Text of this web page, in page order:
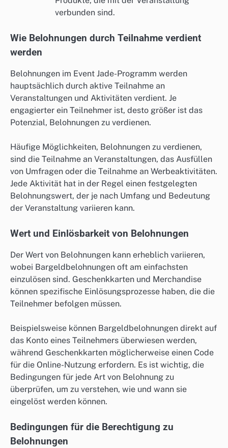
verbunden sind.
Wie Belohnungen durch Teilnahme verdient
werden
Belohnungen im Event Jade-Programm werden
hauptsächlich durch aktive Teilnahme an
Veranstaltungen und Aktivitäten verdient. Je
engagierter ein Teilnehmer ist, desto größer ist das
Potenzial, Belohnungen zu verdienen.
Häufige Möglichkeiten, Belohnungen zu verdienen,
sind die Teilnahme an Veranstaltungen, das Ausfüllen
von Umfragen oder die Teilnahme an Werbeaktivitäten.
Jede Aktivität hat in der Regel einen festgelegten
Belohnungswert, der je nach Umfang und Bedeutung
der Veranstaltung variieren kann.
Wert und Einlösbarkeit von Belohnungen
Der Wert von Belohnungen kann erheblich variieren,
wobei Bargeldbelohnungen oft am einfachsten
einzulösen sind. Geschenkkarten und Merchandise
können spezifische Einlösungsprozesse haben, die die
Teilnehmer befolgen müssen.
Beispielsweise können Bargeldbelohnungen direkt auf
das Konto eines Teilnehmers überwiesen werden,
während Geschenkkarten möglicherweise einen Code
für die Online-Nutzung erfordern. Es ist wichtig, die
Bedingungen für jede Art von Belohnung zu
überprüfen, um zu verstehen, wie und wann sie
eingelöst werden können.
Bedingungen für die Berechtigung zu
Belohnungen